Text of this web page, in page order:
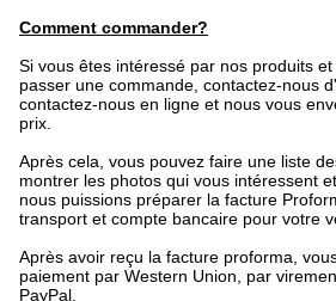
Comment commander?
Si vous êtes intéressé par nos produits
passer une commande, contactez-nous
contactez-nous en ligne et nous vous
prix.
Après cela, vous pouvez faire une liste
montrer les photos qui vous intéressent
nous puissions préparer la facture
transport et compte bancaire pour votre
Après avoir reçu la facture proforma,
paiement par Western Union, par
PayPal.